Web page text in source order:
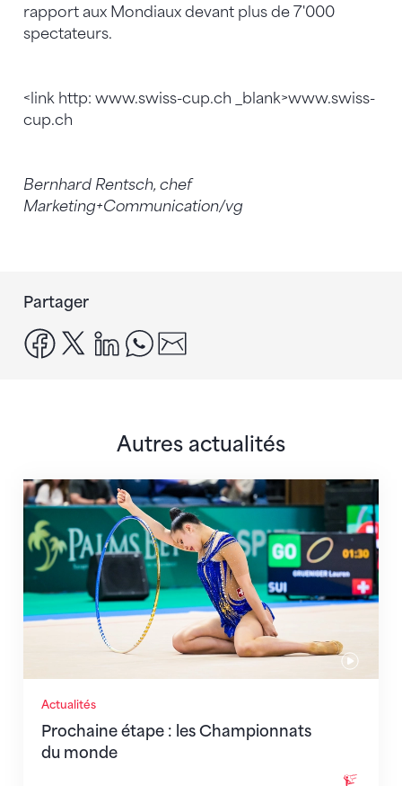
rapport aux Mondiaux devant plus de 7'000
spectateurs.
<link http: www.swiss-cup.ch _blank>www.swiss-
cup.ch
Bernhard Rentsch, chef
Marketing+Communication/vg
Partager
facebook
x linkedinwhatsapp
Autres actualités
Actualités
Prochaine étape : les Championnats
du monde
Prochaine étape : les Championnats du monde